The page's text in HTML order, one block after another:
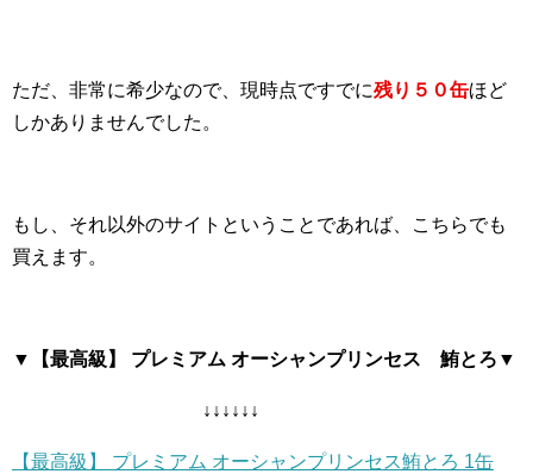
ただ、非常に希少なので、現時点ですでに残り５０缶ほど
しかありませんでした。
もし、それ以外のサイトということであれば、こちらでも
買えます。
▼【最高級】 プレミアム オーシャンプリンセス 鮪とろ▼
↓↓↓↓↓↓
【最高級】 プレミアム オーシャンプリンセス鮪とろ 1缶